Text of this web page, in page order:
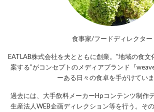
食事家/フードディレクター
EATLAB株式会社を夫とともに創業。”地域の食
案する”がコンセプトのメディアブランド『
ーある日々の食卓を手がけていま
過去には、大手飲料メーカーHpコンテンツ制作
生産法人WEB企画ディレクション等を行う。そ